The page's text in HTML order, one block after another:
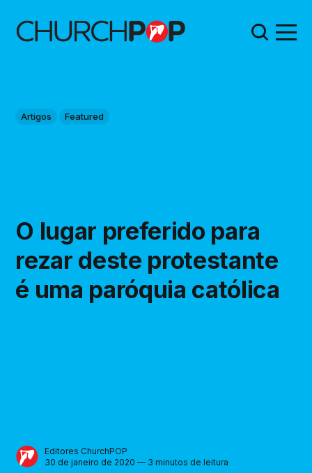
Artigos Featured
O lugar preferido para
rezar deste protestante
é uma paróquia católica
Editores ChurchPOP
30 de janeiro de 2020 — 3 minutos de leitura